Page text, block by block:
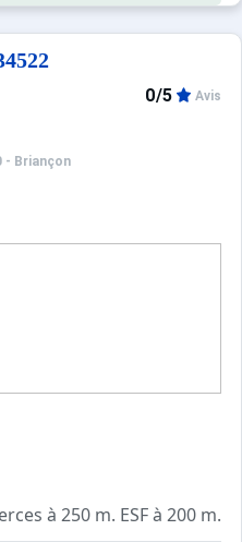
- Briançon
0/5 Avis
à 250 m. ESF à 200